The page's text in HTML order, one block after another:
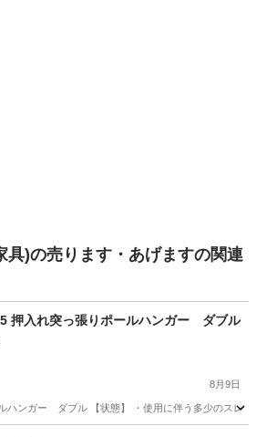
具)の売ります・あげますの関連
押入れ突っ張りポールハンガー ダブル
8月9日
ハンガー ダブル 【状態】 ・使用に伴う多少のスレ